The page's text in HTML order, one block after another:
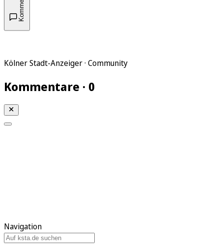
Kölner Stadt-Anzeiger · Community
Kommentare · 0
Navigation